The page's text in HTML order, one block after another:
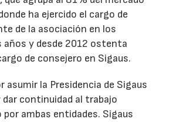
ha ejercido el cargo de
de la asociación en los
años y desde 2012 ostenta
de consejero en Sigaus.
asumir la Presidencia de Sigaus
dar continuidad al trabajo
por ambas entidades. Sigaus